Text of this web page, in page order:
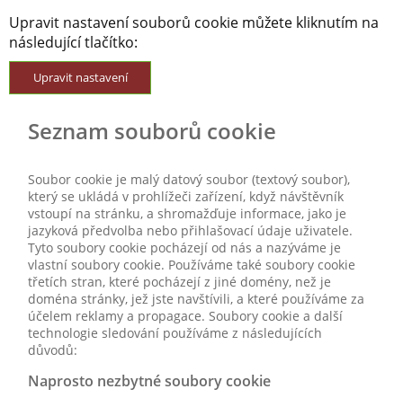
Upravit nastavení souborů cookie můžete kliknutím na
následující tlačítko:
Upravit nastavení
Seznam souborů cookie
Soubor cookie je malý datový soubor (textový soubor),
který se ukládá v prohlížeči zařízení, když návštěvník
vstoupí na stránku, a shromažďuje informace, jako je
jazyková předvolba nebo přihlašovací údaje uživatele.
Tyto soubory cookie pocházejí od nás a nazýváme je
vlastní soubory cookie. Používáme také soubory cookie
třetích stran, které pocházejí z jiné domény, než je
doména stránky, jež jste navštívili, a které používáme za
účelem reklamy a propagace. Soubory cookie a další
technologie sledování používáme z následujících
důvodů:
Naprosto nezbytné soubory cookie